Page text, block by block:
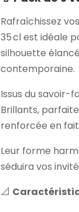
Rafraîchissez
35 cl est idéale
silhouette
contemporaine.
Issus du savoir-
Brillants,
renforcée en
Leur forme
séduira vos
📐